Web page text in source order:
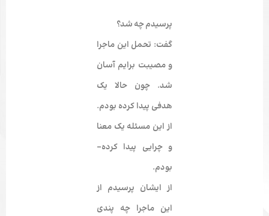
پرسیدم چه شد؟
گفت: تحمل این ماجرا
و مصیبت برایم آسان
شد. چون حالا یک
هدفی پیدا کرده ­بودم.
از این مسئله یک معنا
و چرایی پیدا کرده­
بودم.
از ایشان پرسیدم از
این ماجرا چه پندی